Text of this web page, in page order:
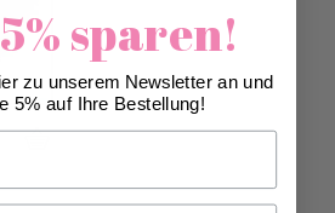
sparen!
zu unserem Newsletter an und
5% auf Ihre Bestellung!